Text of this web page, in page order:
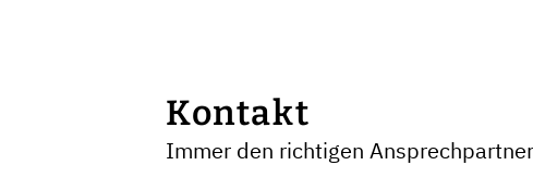
Kontakt
Immer den richtigen